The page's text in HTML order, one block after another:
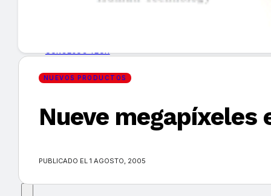
MERCADOS Y TENDENCIAS
NUEVOS PRODUCTOS
Nueve megapíxeles
PUBLICADO EL 1 AGOSTO, 2005